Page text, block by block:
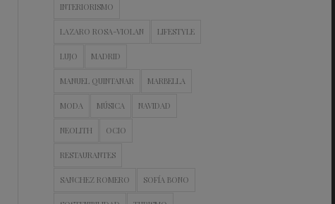
INTERIORISMO
LAZARO ROSA-VIOLAN LIFESTYLE
LUJO MADRID
MANUEL QUINTANAR MARBELLA
MODA MÚSICA NAVIDAD
NEOLITH OCIO
RESTAURANTES
SANCHEZ ROMERO SOFÍA BONO